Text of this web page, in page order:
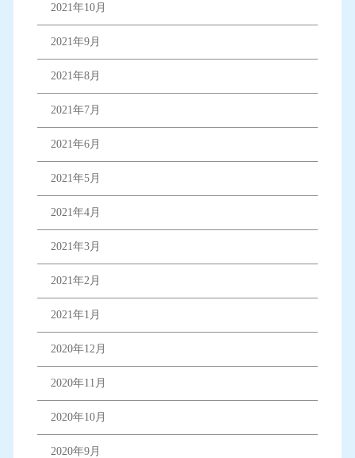
2021年10月
2021年9月
2021年8月
2021年7月
2021年6月
2021年5月
2021年4月
2021年3月
2021年2月
2021年1月
2020年12月
2020年11月
2020年10月
2020年9月